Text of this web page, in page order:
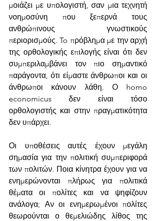
μοιάζει με υπολογιστή, σαν μια τεχνητή
νοημοσύνη που ξεπερνά τους
ανθρώπινους γνωστικούς
περιορισμούς. To πρόβλημα με την αρχή
της ορθολογικής επιλογής είναι ότι δεν
συμπεριλαμβάνει τον πιο σημαντικό
παράγοντα, ότι είμαστε άνθρωποι και οι
άνθρωποι κάνουν λάθη. Ο homo
economicus δεν είναι τόσο
ορθολογιστής και στην πραγματικότητα
δεν υπάρχει.
Οι υποθέσεις αυτές έχουν μεγάλη
σημασία για την πολιτική συμπεριφορά
των πολιτών. Ποια κίνητρα έχουν για να
ενημερώνονται πλήρως για πολιτικά
θέματα οι πολίτες και να ψηφίζουν
ανάλογα; Αν οι ενημερωμένοι πολίτες
θεωρούνται ο θεμελιώδης λίθος της